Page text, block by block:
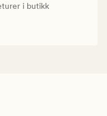
i butikk